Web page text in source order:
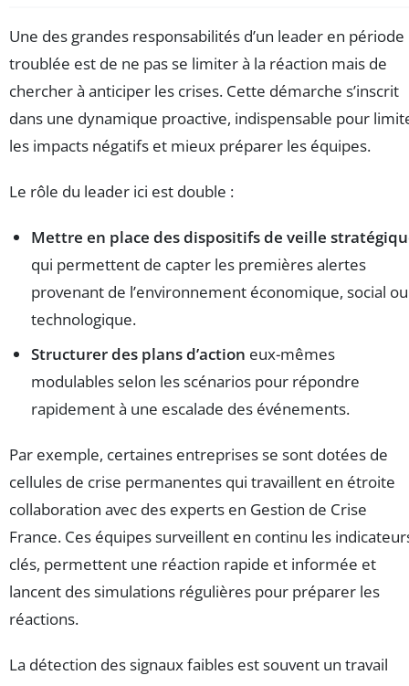
Une des grandes responsabilités d’un leader en période
troublée est de ne pas se limiter à la réaction mais de
chercher à anticiper les crises. Cette démarche s’inscrit
dans une dynamique proactive, indispensable pour
les impacts négatifs et mieux préparer les équipes.
Le rôle du leader ici est double :
Mettre en place des dispositifs de veille
qui permettent de capter les premières alertes
provenant de l’environnement économique, social ou
technologique.
Structurer des plans d’action eux-mêmes
modulables selon les scénarios pour répondre
rapidement à une escalade des événements.
Par exemple, certaines entreprises se sont dotées de
cellules de crise permanentes qui travaillent en étroite
collaboration avec des experts en Gestion de Crise
France. Ces équipes surveillent en continu les
clés, permettent une réaction rapide et informée et
lancent des simulations régulières pour préparer les
réactions.
La détection des signaux faibles est souvent un travail